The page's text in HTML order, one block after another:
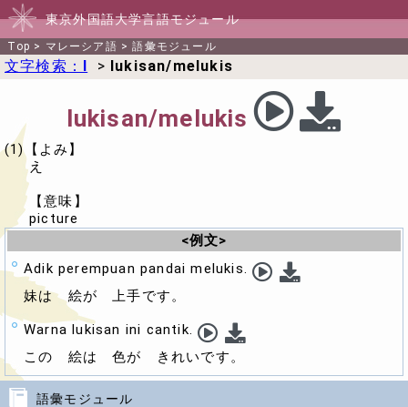
東京外国語大学言語モジュール
Top > マレーシア語 >語彙モジュール
語彙モジュール
文字検索： l > lukisan/melukis
lukisan/melukis
(1)【よみ】
え
【意味】
picture
<例文>
Adik perempuan pandai melukis.
妹は 絵が 上手です。
Warna lukisan ini cantik.
この 絵は 色が きれいです。